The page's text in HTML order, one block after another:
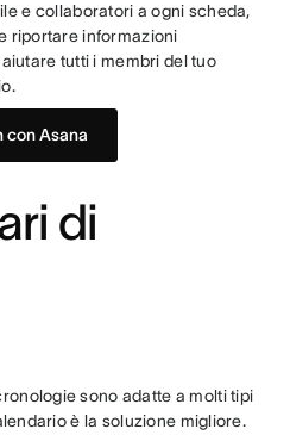
e collaboratori a ogni scheda,
riportare informazioni
tutti i membri del tuo
con Asana
di
sono adatte a molti tipi
è la soluzione migliore.